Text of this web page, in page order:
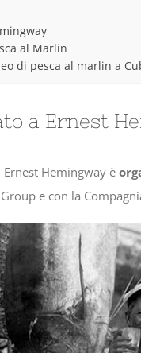
al Marlin
di pesca al marlin a
a Ernest
Hemingway è
e con la